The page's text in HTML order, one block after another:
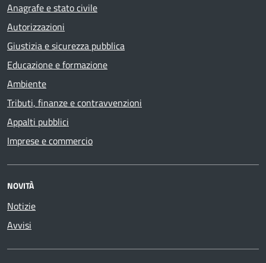
Anagrafe e stato civile
Autorizzazioni
Giustizia e sicurezza pubblica
Educazione e formazione
Ambiente
Tributi, finanze e contravvenzioni
Appalti pubblici
Imprese e commercio
NOVITÀ
Notizie
Avvisi